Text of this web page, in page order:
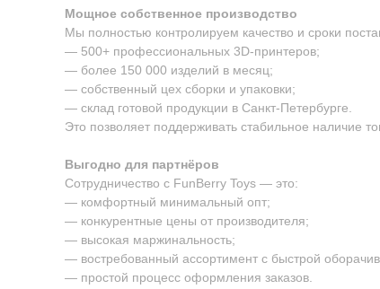
Мощное собственное производство
Мы полностью контролируем качество и сроки
— 500+ профессиональных 3D-принтеров;
— более 150 000 изделий в месяц;
— собственный цех сборки и упаковки;
— склад готовой продукции в Санкт-Петербурге.
Это позволяет поддерживать стабильное наличие
Выгодно для партнёров
Сотрудничество с FunBerry Toys — это:
— комфортный минимальный опт;
— конкурентные цены от производителя;
— высокая маржинальность;
— востребованный ассортимент с быстрой
— простой процесс оформления заказов.